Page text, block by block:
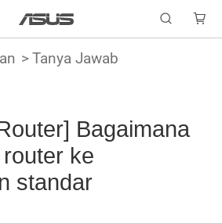
Tanya Jawab
Bagaimana
ke
standar